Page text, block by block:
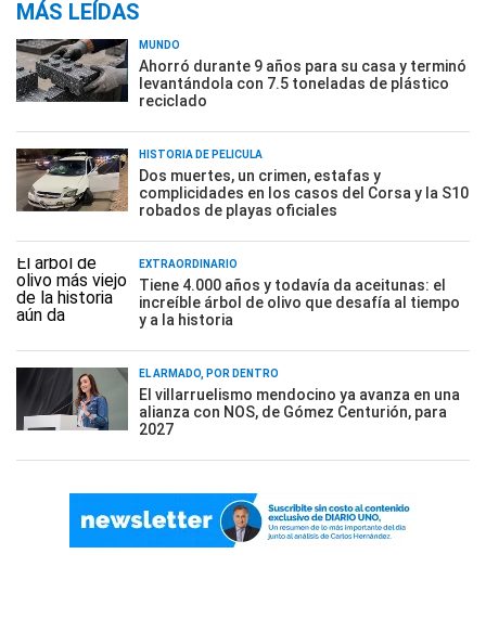
MÁS LEÍDAS
MUNDO
Ahorró durante 9 años para su casa y terminó
levantándola con 7.5 toneladas de plástico
reciclado
HISTORIA DE PELÍCULA
Dos muertes, un crimen, estafas y
complicidades en los casos del Corsa y la S10
robados de playas oficiales
EXTRAORDINARIO
Tiene 4.000 años y todavía da aceitunas: el
increíble árbol de olivo que desafía al tiempo
y a la historia
EL ARMADO, POR DENTRO
El villarruelismo mendocino ya avanza en una
alianza con NOS, de Gómez Centurión, para
2027